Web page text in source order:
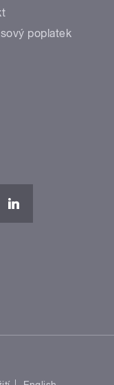
poplatek